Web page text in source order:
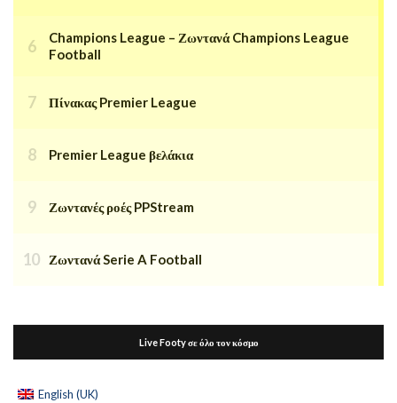
Champions League – Ζωντανά Champions League
Football
Πίνακας Premier League
Premier League βελάκια
Ζωντανές ροές PPStream
Ζωντανά Serie A Football
Live Footy σε όλο τον κόσμο
English (UK)